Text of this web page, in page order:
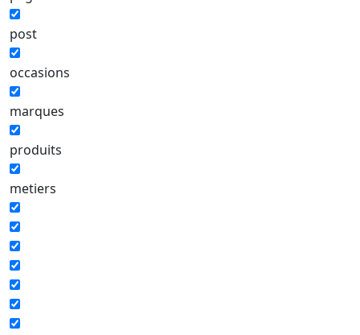
post
occasions
marques
produits
metiers